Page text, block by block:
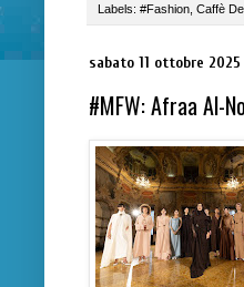
Labels: #Fashion Caffè
sabato 11 ottobre 2025
#MFW: Afraa Al-